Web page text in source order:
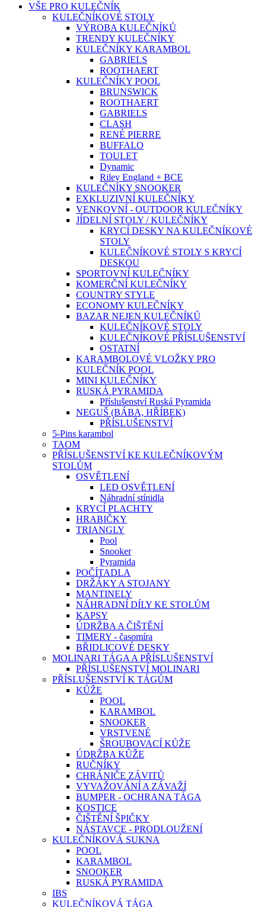
VŠE PRO KULEČNÍK
KULEČNÍKOVÉ STOLY
VÝROBA KULEČNÍKŮ
TRENDY KULEČNÍKY
KULEČNÍKY KARAMBOL
GABRIELS
ROOTHAERT
KULEČNÍKY POOL
BRUNSWICK
ROOTHAERT
GABRIELS
CLASH
RENÉ PIERRE
BUFFALO
TOULET
Dynamic
Riley England + BCE
KULEČNÍKY SNOOKER
EXKLUZIVNÍ KULEČNÍKY
VENKOVNÍ - OUTDOOR KULEČNÍKY
JÍDELNÍ STOLY / KULEČNÍKY
KRYCÍ DESKY NA KULEČNÍKOVÉ
STOLY
KULEČNÍKOVÉ STOLY S KRYCÍ
DESKOU
SPORTOVNÍ KULEČNÍKY
KOMERČNÍ KULEČNÍKY
COUNTRY STYLE
ECONOMY KULEČNÍKY
BAZAR NEJEN KULEČNÍKŮ
KULEČNÍKOVÉ STOLY
KULEČNÍKOVÉ PŘÍSLUŠENSTVÍ
OSTATNÍ
KARAMBOLOVÉ VLOŽKY PRO
KULEČNÍK POOL
MINI KULEČNÍKY
RUSKÁ PYRAMIDA
Příslušenství Ruská Pyramida
NEGUŠ (BÁBA, HŘÍBEK)
PŘÍSLUŠENSTVÍ
5-Pins karambol
TAOM
PŘÍSLUŠENSTVÍ KE KULEČNÍKOVÝM
STOLŮM
OSVĚTLENÍ
LED OSVĚTLENÍ
Náhradní stínidla
KRYCÍ PLACHTY
HRABIČKY
TRIANGLY
Pool
Snooker
Pyramida
POČÍTADLA
DRŽÁKY A STOJANY
MANTINELY
NÁHRADNÍ DÍLY KE STOLŮM
KAPSY
ÚDRŽBA A ČIŠTĚNÍ
TIMERY - časomíra
BŘIDLICOVÉ DESKY
MOLINARI TÁGA A PŘÍSLUŠENSTVÍ
PŘÍSLUŠENSTVÍ MOLINARI
PŘÍSLUŠENSTVÍ K TÁGŮM
KŮŽE
POOL
KARAMBOL
SNOOKER
VRSTVENÉ
ŠROUBOVACÍ KŮŽE
ÚDRŽBA KŮŽE
RUČNÍKY
CHRÁNIČE ZÁVITŮ
VYVAŽOVÁNÍ A ZÁVAŽÍ
BUMPER - OCHRANA TÁGA
KOSTICE
ČIŠTĚNÍ ŠPIČKY
NÁSTAVCE - PRODLOUŽENÍ
KULEČNÍKOVÁ SUKNA
POOL
KARAMBOL
SNOOKER
RUSKÁ PYRAMIDA
IBS
KULEČNÍKOVÁ TÁGA